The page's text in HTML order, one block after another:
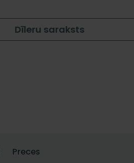
Dīleru saraksts
Preces